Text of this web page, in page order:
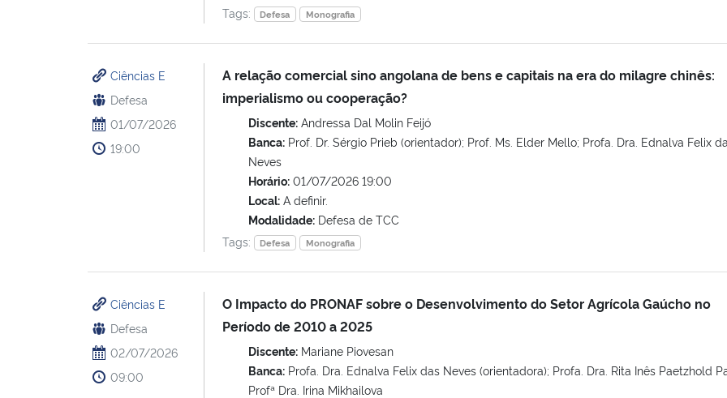
Tags: Defesa Monografia
Ciências E
Defesa
01/07/2026
19:00
A relação comercial sino angolana de bens e capitais na era do milagre chinês:
imperialismo ou cooperação?
Discente:Andressa Dal Molin Feijó
Banca:Prof. Dr. Sérgio Prieb (orientador); Prof. Ms. Elder Mello; Profa. Dra. Ednalva Felix
Neves
Horário:01/07/2026 19:00
Local:A definir.
Modalidade:Defesa de TCC
Tags:
Defesa Monografia
Ciências E
Defesa
02/07/2026
09:00
O Impacto do PRONAF sobre o Desenvolvimento do Setor Agrícola Gaúcho no
Período de 2010 a 2025
Discente:Mariane Piovesan
Banca:Profa. Dra. Ednalva Felix das Neves (orientadora); Profa. Dra. Rita Inês Paetzhold
Profª Dra. Irina Mikhailova